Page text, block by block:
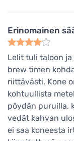
Erinomainen
Lelit tuli taloon
brew timen
riittävästi. Kone
kohtuullista
pöydän puruilla,
vedät kahvan
ei saa koneesta